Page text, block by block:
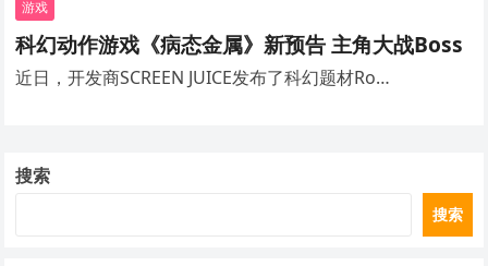
游戏
科幻动作游戏《病态金属》新预告 主角大战Boss
近日，开发商SCREEN JUICE发布了科幻题材Ro…
搜索
搜索